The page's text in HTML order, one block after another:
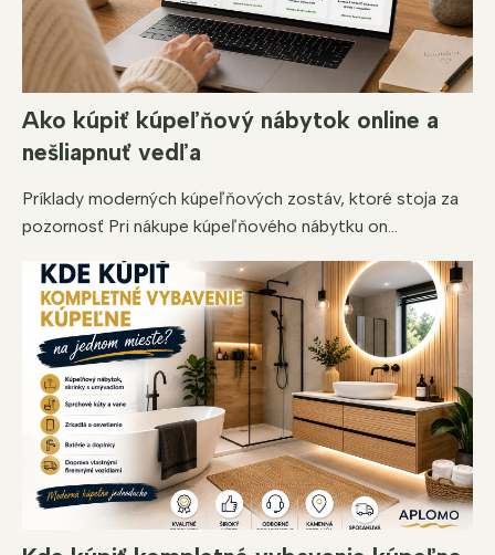
Ako kúpiť kúpeľňový nábytok online a
nešliapnuť vedľa
Príklady moderných kúpeľňových zostáv, ktoré stoja za
pozornosť Pri nákupe kúpeľňového nábytku on...